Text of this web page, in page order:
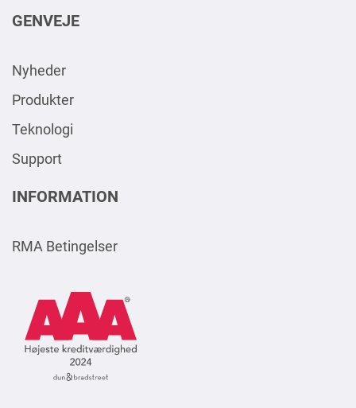
GENVEJE
Nyheder
Produkter
Teknologi
Support
INFORMATION
RMA Betingelser